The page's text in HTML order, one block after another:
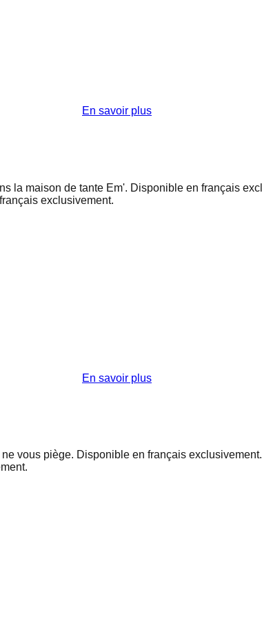
En savoir plus
la maison de tante Em'. Disponible en français
exclusivement.
En savoir plus
vous piège. Disponible en français exclusivement.